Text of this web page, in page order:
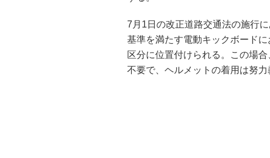
7月1日の改正道路交通法の施行
基準を満たす電動キックボード
区分に位置付けられる。この場
不要で、ヘルメットの着用は努力